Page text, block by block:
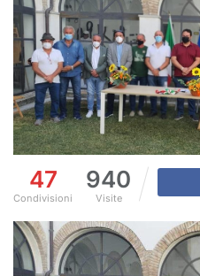
47
Condivisioni
940
Visite